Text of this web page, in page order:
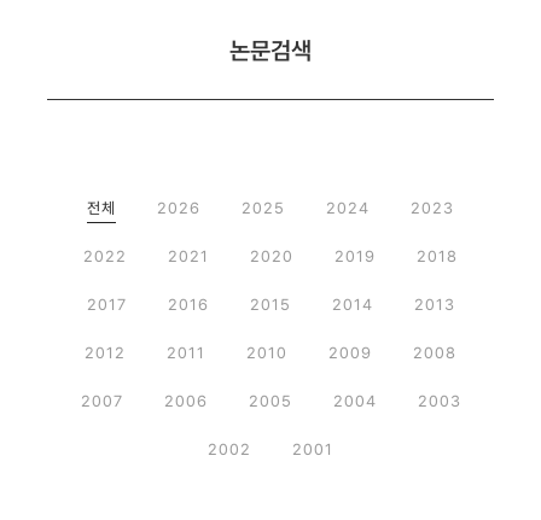
논문검색
전체 2026 2025 2024 2023
2022 2021 2020 2019 2018
2017 2016 2015 2014 2013
2012 2011 2010 2009 2008
2007 2006 2005 2004 2003
2002 2001